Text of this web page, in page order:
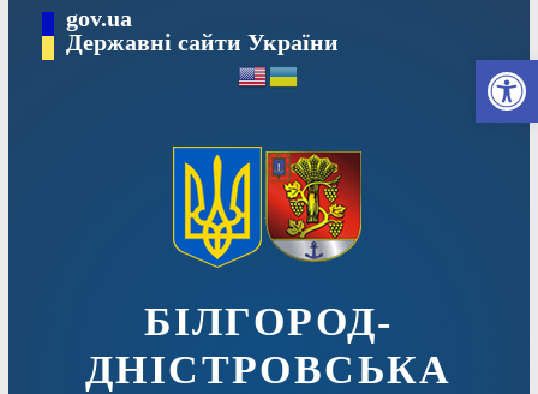
вмісту
gov.ua
Державні сайти України
БІЛГОРОД-
ДНІСТРОВСЬКА